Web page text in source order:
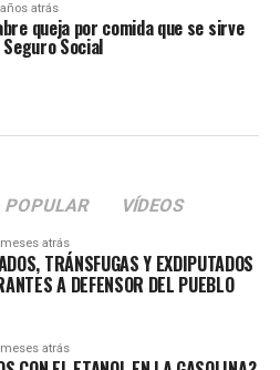
atrás
queja por comida que se sirve
Seguro Social
POPULAR VÍDEOS
atrás
TRÁNSFUGAS Y EXDIPUTADOS
A DEFENSOR DEL PUEBLO
atrás